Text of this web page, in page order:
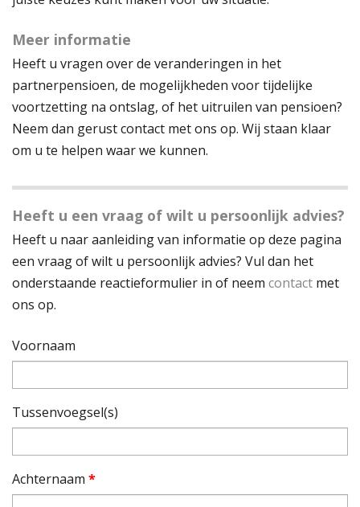
Meer informatie
Heeft u vragen over de veranderingen in het
partnerpensioen, de mogelijkheden voor tijdelijke
voortzetting na ontslag, of het uitruilen van pensioen?
Neem dan gerust contact met ons op. Wij staan klaar
om u te helpen waar we kunnen.
Heeft u een vraag of wilt u persoonlijk advies?
Heeft u naar aanleiding van informatie op deze pagina
een vraag of wilt u persoonlijk advies? Vul dan het
onderstaande reactieformulier in of neem contact met
ons op.
Voornaam
Tussenvoegsel(s)
Achternaam *